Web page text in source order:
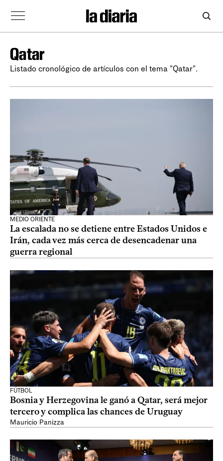
Qatar
Listado cronológico de artículos con el tema "Qatar".
MEDIO ORIENTE
La escalada no se detiene entre Estados Unidos e
Irán, cada vez más cerca de desencadenar una
guerra regional
FÚTBOL
Bosnia y Herzegovina le ganó a Qatar, será mejor
tercero y complica las chances de Uruguay
Mauricio Panizza